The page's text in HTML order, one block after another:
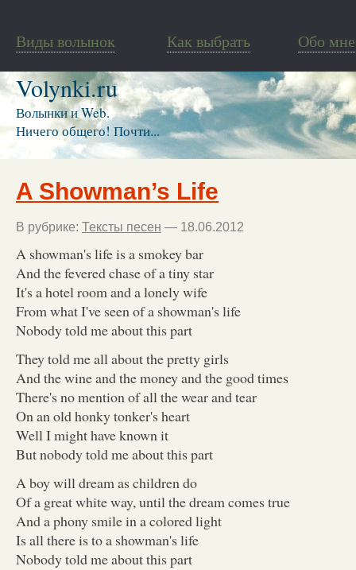
Виды волынок Как выбрать Обо мне
Volynki.ru
Волынки и Web.
Ничего общего! Почти...
A Showman’s Life
В рубрике: Тексты песен — 18.06.2012
A showman's life is a smokey bar
And the fevered chase of a tiny star
It's a hotel room and a lonely wife
From what I've seen of a showman's life
Nobody told me about this part
They told me all about the pretty girls
And the wine and the money and the good times
There's no mention of all the wear and tear
On an old honky tonker's heart
Well I might have known it
But nobody told me about this part
A boy will dream as children do
Of a great white way, until the dream comes true
And a phony smile in a colored light
Is all there is to a showman's life
Nobody told me about this part